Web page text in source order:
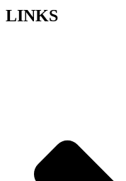
LINKS